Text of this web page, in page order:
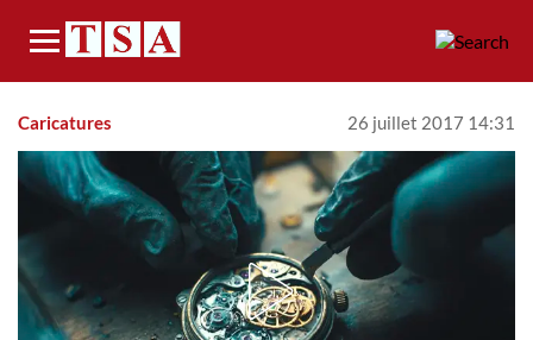
Menu
Caricatures 26 juillet 2017 14:31